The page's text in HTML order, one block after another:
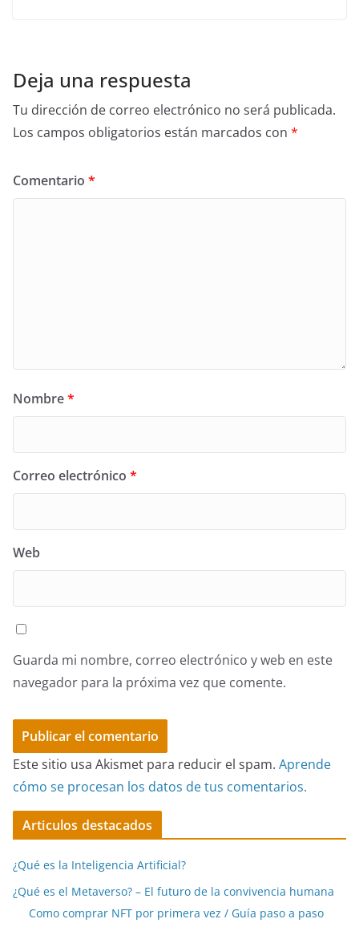
Deja una respuesta
Tu dirección de correo electrónico no será publicada.
Los campos obligatorios están marcados con *
Comentario *
Nombre*
Correo electrónico *
Web
Guarda mi nombre, correo electrónico y web en este
navegador para la próxima vez que comente.
Este sitio usa Akismet para reducir el spam. Aprende
cómo se procesan los datos de tus comentarios.
Articulos destacados
¿Qué es la Inteligencia Artificial?
¿Qué es el Metaverso? – El futuro de la convivencia humana
Como comprar NFT por primera vez / Guía paso a paso